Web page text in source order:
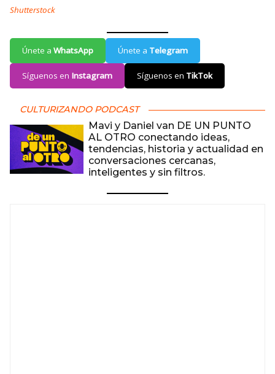
Shutterstock
Únete a WhatsApp Únete a Telegram
Síguenos en Instagram Síguenos en TikTok
CULTURIZANDO PODCAST
Mavi y Daniel van DE UN PUNTO
AL OTRO conectando ideas,
tendencias, historia y actualidad en
conversaciones cercanas,
inteligentes y sin filtros.